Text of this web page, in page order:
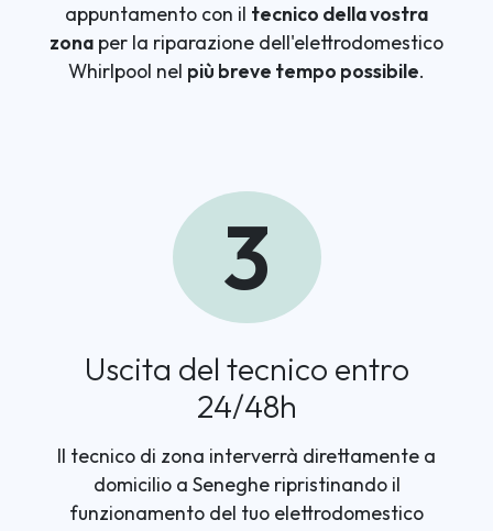
appuntamento con il tecnico della vostra
zona per la riparazione dell'elettrodomestico
Whirlpool nel più breve tempo possibile.
3
Uscita del tecnico entro
24/48h
Il tecnico di zona interverrà direttamente a
domicilio a Seneghe ripristinando il
funzionamento del tuo elettrodomestico